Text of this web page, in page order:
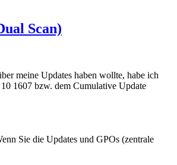
Scan)
meine Updates haben wollte, habe ich
1607 bzw. dem Cumulative Update
Sie die Updates und GPOs (zentrale